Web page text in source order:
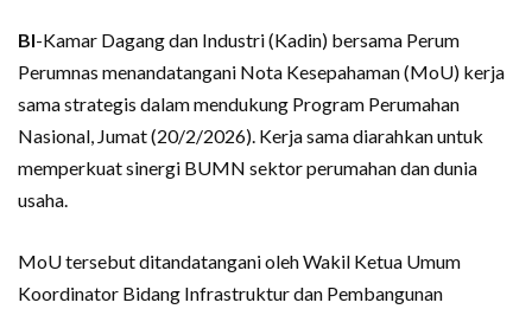
BI-Kamar Dagang dan Industri (Kadin) bersama Perum
Perumnas menandatangani Nota Kesepahaman (MoU) kerja
sama strategis dalam mendukung Program Perumahan
Nasional, Jumat (20/2/2026). Kerja sama diarahkan untuk
memperkuat sinergi BUMN sektor perumahan dan dunia
usaha.
MoU tersebut ditandatangani oleh Wakil Ketua Umum
Koordinator Bidang Infrastruktur dan Pembangunan